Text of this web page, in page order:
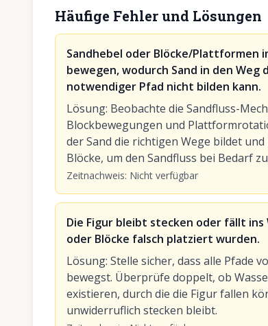
Häufige Fehler und Lösungen
Sandhebel oder Blöcke/Plattformen
bewegen, wodurch Sand in den
notwendiger Pfad nicht bilden kann.
Lösung: Beobachte die Sandfluss-
Blockbewegungen und
der Sand die richtigen Wege bildet
Blöcke, um den Sandfluss bei Bedarf
Zeitnachweis: Nicht verfügbar
Die Figur bleibt stecken oder fällt ins
oder Blöcke falsch platziert wurden.
Lösung: Stelle sicher, dass alle Pfade
bewegst. Überprüfe doppelt, ob
existieren, durch die die Figur fallen
unwiderruflich stecken bleibt.